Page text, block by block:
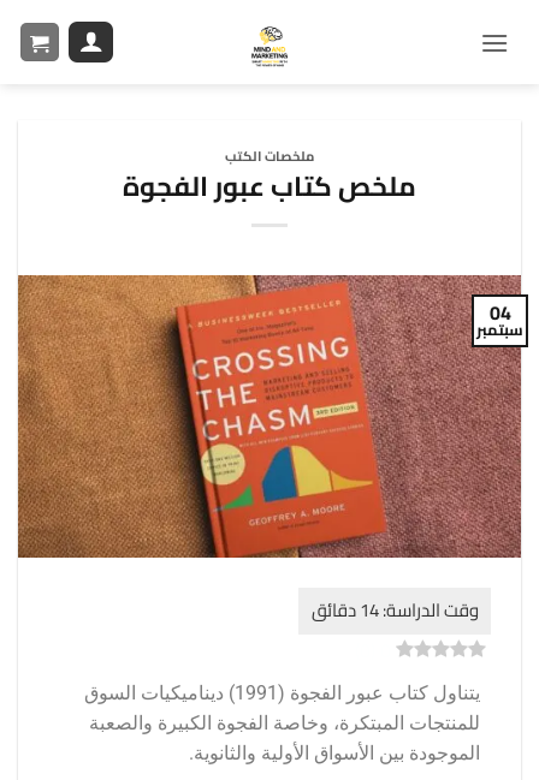
ملخصات الكتب
ملخص كتاب عبور الفجوة
04
سبتمبر
يتناول كتاب عبور الفجوة (1991) ديناميكيات السوق
للمنتجات المبتكرة، وخاصة الفجوة الكبيرة والصعبة
الموجودة بين الأسواق الأولية والثانوية.